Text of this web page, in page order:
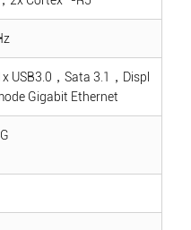
USB3.0，Sata 3.1，Displ
Gigabit Ethernet